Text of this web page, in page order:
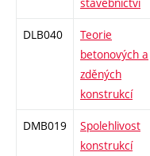
DLB040
Teorie
betonových a
zděných
konstrukcí
DMB019
Spolehlivost
konstrukcí